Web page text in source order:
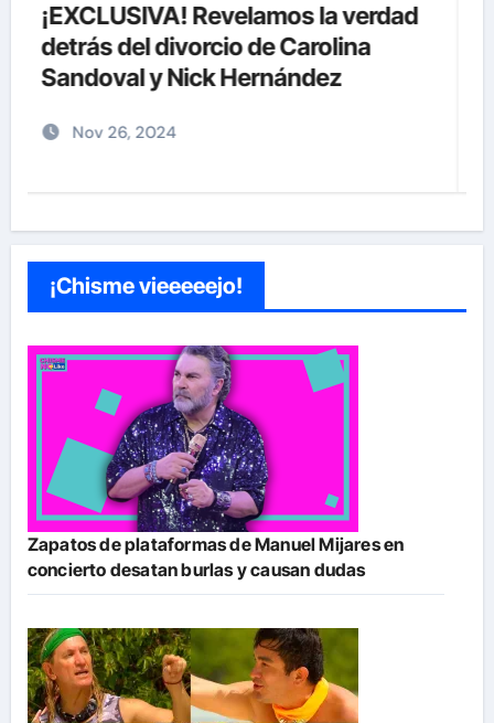
Jay-Z reacciona a acusaciones de
supuesto abuso a menor de 13 años
junto a Diddy Combs en plena fiesta
Dic 9, 2024
¡Chisme vieeeeejo!
Zapatos de plataformas de Manuel Mijares en
concierto desatan burlas y causan dudas